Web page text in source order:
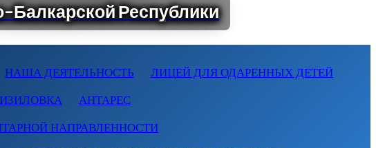
НАША ДЕЯТЕЛЬНОСТЬ ЛИЦЕЙ ДЛЯ ОДАРЕННЫХ ДЕТЕЙ
АНТАРЕС
НАПРАВЛЕННОСТИ